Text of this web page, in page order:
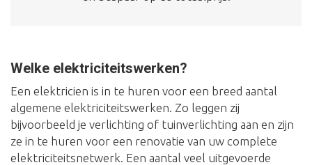
Welke elektriciteitswerken?
Een elektricien is in te huren voor een breed aantal
algemene elektriciteitswerken. Zo leggen zij
bijvoorbeeld je verlichting of tuinverlichting aan en zijn
ze in te huren voor een renovatie van uw complete
elektriciteitsnetwerk. Een aantal veel uitgevoerde